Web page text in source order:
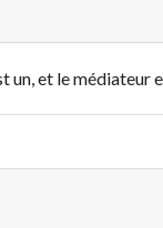
un, et le médiateur